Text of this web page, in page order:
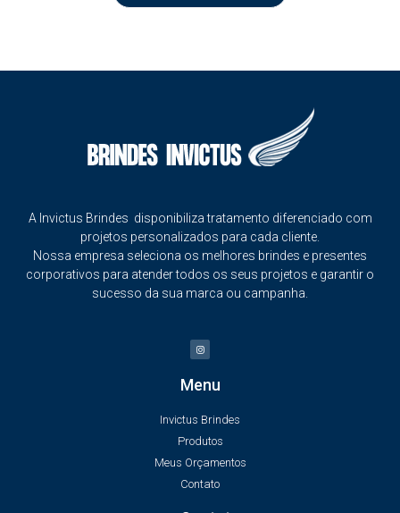
A Invictus Brindes disponibiliza tratamento diferenciado com
projetos personalizados para cada cliente.
Nossa empresa seleciona os melhores brindes e presentes
corporativos para atender todos os seus projetos e garantir o
sucesso da sua marca ou campanha.
Menu
Invictus Brindes
Produtos
Meus Orçamentos
Contato